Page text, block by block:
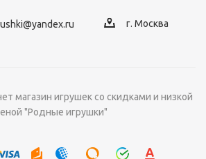
г. Москва
магазин игрушек со скидками и низкой
"Родные игрушки"